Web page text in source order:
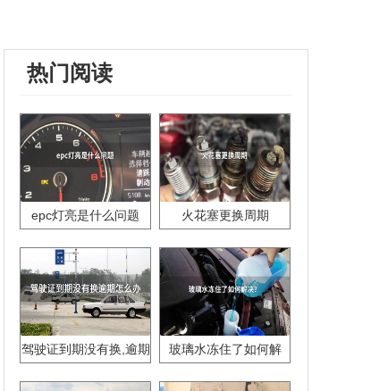
热门阅读
epc灯亮是什么问题 火花塞更换周期
驾驶证到期没有换,逾期
玻璃水冻住了如何解